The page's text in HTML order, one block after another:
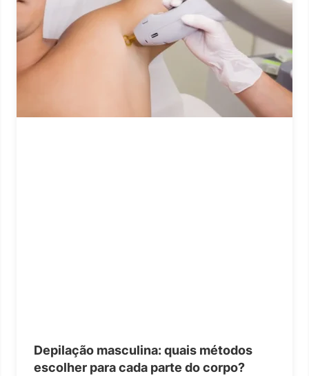
Depilação masculina: quais métodos
escolher para cada parte do corpo?